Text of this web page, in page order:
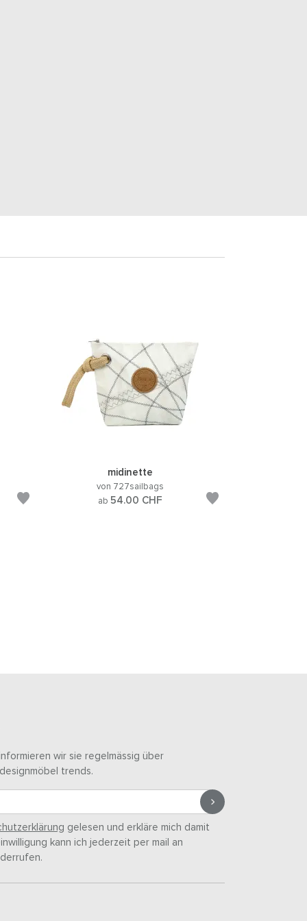
midinette
von 727sailbags
ab 54.00 CHF
wir sie regelmässig über
trends.
gelesen und erkläre mich damit
kann ich jederzeit per mail an